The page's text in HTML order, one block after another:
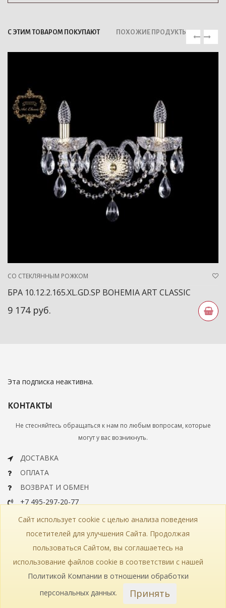
С ЭТИМ ТОВАРОМ ПОКУПАЮТ ПОХОЖИЕ ПРОДУКТЫ
СО СТЕКЛЯННЫМ РОЖКОМ
БРА 10.12.2.165.XL.GD.SP BOHEMIA ART CLASSIC
9 174 руб.
Эта подписка неактивна.
КОНТАКТЫ
Не стесняйтесь обращаться к нам по любым вопросам, которые
могут у вас возникнуть.
ДОСТАВКА
ОПЛАТА
ВОЗВРАТ И ОБМЕН
+7 495-297-20-77
info@bohemiaartclassic.ru
СКАЧАТЬ КАТАЛОГ
КАТАЛОГ
ПОЛИТИКА КОНФИДЕНЦИАЛЬНОСТИ
СТАТЬИ
ПРОИЗВОДСТВО
© 2018—2026 Bohemia Art Classic
Сайт использует cookie с целью анализа поведения
посетителей для улучшения Сайта. Продолжая
пользоваться Сайтом, вы соглашаетесь на
использование файлов cookie в соответствии с нашей
Политикой Компании в отношении обработки
персональных данных. Принять